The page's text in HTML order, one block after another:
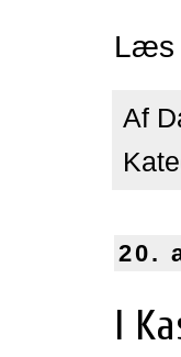
Læs
Af
20.
I